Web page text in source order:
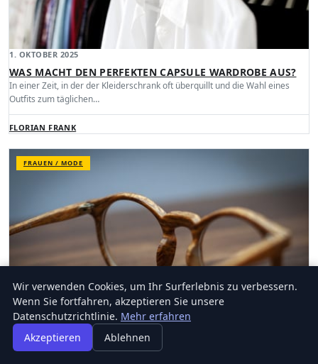
1. OKTOBER 2025
WAS MACHT DEN PERFEKTEN CAPSULE WARDROBE AUS?
In einer Zeit, in der der Kleiderschrank oft überquillt und die Wahl eines
Outfits zum täglichen…
FLORIAN FRANK
FRAUEN / MODE
10. SEPTEMBER 2025
Wir verwenden Cookies, um Ihr Surferlebnis zu verbessern.
Wenn Sie fortfahren, akzeptieren Sie unsere
Datenschutzrichtlinie. Mehr erfahren
Akzeptieren
Ablehnen